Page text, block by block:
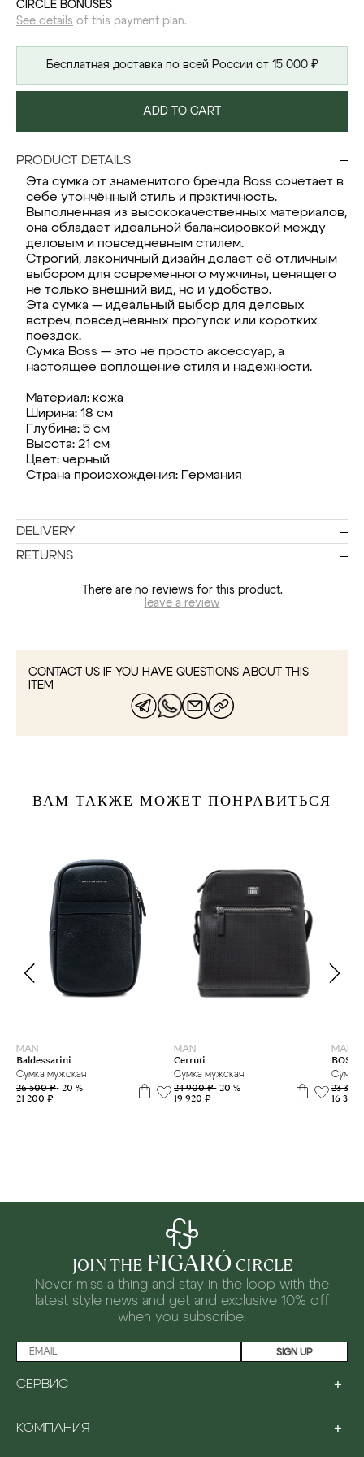
CIRCLE BONUSES
See details of this payment plan.
Бесплатная доставка по всей России от 15 000 ₽
ADD TO CART
PRODUCT DETAILS
Эта сумка от знаменитого бренда Boss сочетает в
себе утончённый стиль и практичность.
Выполненная из высококачественных материалов,
она обладает идеальной балансировкой между
деловым и повседневным стилем.
Строгий, лаконичный дизайн делает её отличным
выбором для современного мужчины, ценящего
не только внешний вид, но и удобство.
Эта сумка — идеальный выбор для деловых
встреч, повседневных прогулок или коротких
поездок.
Сумка Boss — это не просто аксессуар, а
настоящее воплощение стиля и надежности.
Материал: кожа
Ширина: 18 см
Глубина: 5 см
Высота: 21 см
Цвет: черный
Страна происхождения: Германия
DELIVERY
RETURNS
There are no reviews for this product.
leave a review
CONTACT US IF YOU HAVE QUESTIONS ABOUT THIS
ITEM
ВАМ ТАКЖЕ МОЖЕТ ПОНРАВИТЬСЯ
MAN
Baldessarini
Сумка мужская
26 500 ₽- 20 %
21 200 ₽
MAN
Cerruti
Сумка мужская
24 900 ₽- 20 %
19 920 ₽
MAN
BOSS
Сумка
23
16 310
СЕРВИС +
PAYMENT
КОМПАНИЯ +
JOIN THE FIGARÓ CIRCLE
Never miss a thing and stay in the loop with the
latest style news and get and exclusive 10% off
when you subscribe.
SIGN UP